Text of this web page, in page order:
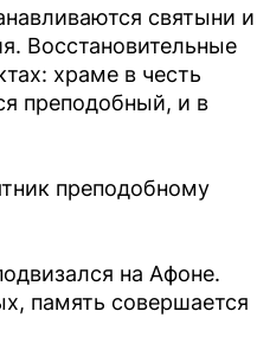
святыни и
Восстановительные
храме в честь
преподобный, и в
преподобному
на Афоне.
память совершается